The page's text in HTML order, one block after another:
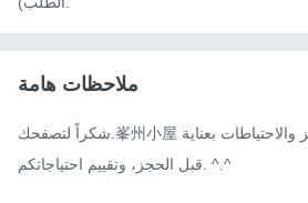
ملاحظات هامة
شكراً لتصفحك.峯州小屋يرجى قراءة تعليمات الحجز والاحتياطات بعناية
قبل الحجز، وتقييم احتياجاتكم. ^.^